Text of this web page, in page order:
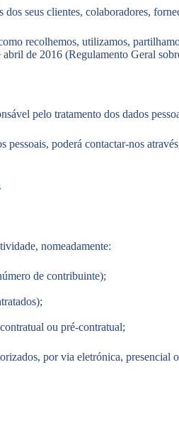
seus clientes, colaboradores,
recolhemos, utilizamos,
de 2016 (Regulamento Geral
pelo tratamento dos dados
poderá contactar-nos
nomeadamente:
de contribuinte);
ou pré-contratual;
por via eletrónica, presencial